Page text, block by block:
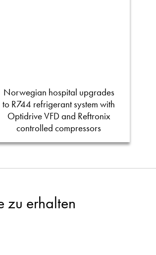
Norwegian hospital upgrades
to R744 refrigerant system with
Optidrive VFD and Reftronix
controlled compressors
zu erhalten